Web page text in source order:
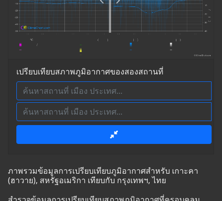
เปรียบเทียบสภาพภูมิอากาศของสองสถานที่
ภาพรวมข้อมูลการเปรียบเทียบภูมิอากาศสำหรับ เกาะคา
(ฮาวาย), สหรัฐอเมริกา เทียบกับ กรุงเทพฯ, ไทย